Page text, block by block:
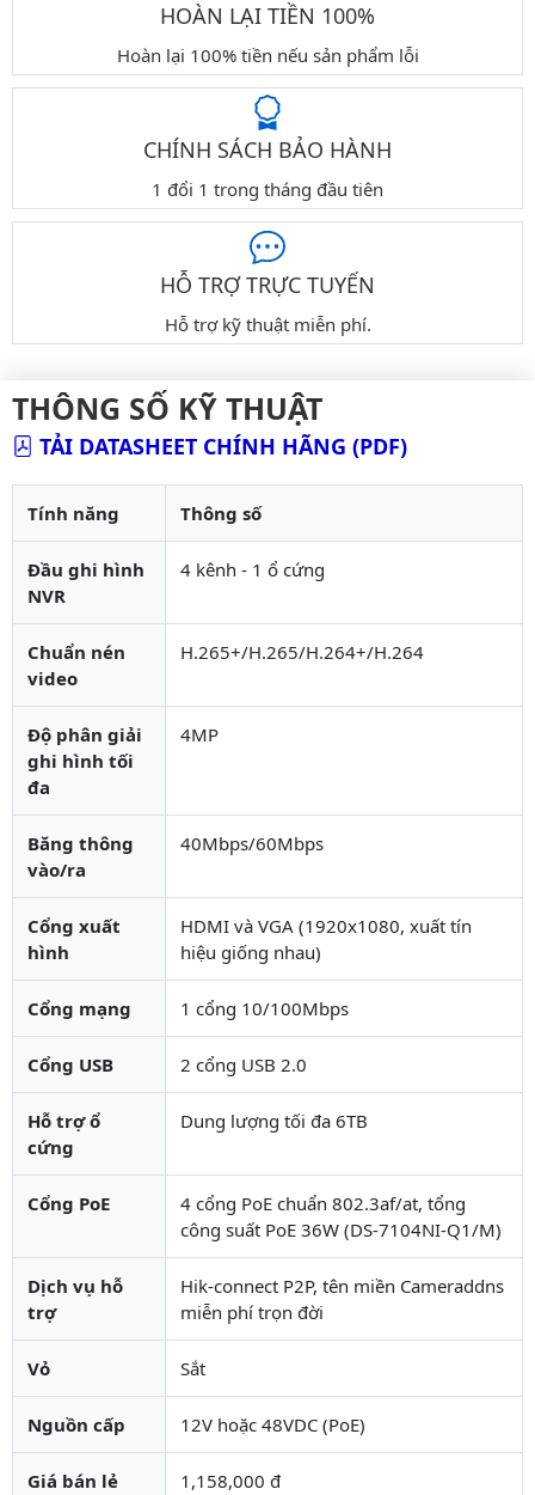
HOÀN LẠI TIỀN 100%
Hoàn lại 100% tiền nếu sản phẩm lỗi
CHÍNH SÁCH BẢO HÀNH
1 đổi 1 trong tháng đầu tiên
HỖ TRỢ TRỰC TUYẾN
Hỗ trợ kỹ thuật miễn phí.
THÔNG SỐ KỸ THUẬT
TẢI DATASHEET CHÍNH HÃNG (PDF)
Tính năng Thông số
Đầu ghi hình
NVR
4 kênh - 1 ổ cứng
Chuẩn nén
video
H.265+/H.265/H.264+/H.264
Độ phân giải
ghi hình tối
đa
4MP
Băng thông
vào/ra
40Mbps/60Mbps
Cổng xuất
hình
HDMI và VGA (1920x1080, xuất tín
hiệu giống nhau)
Cổng mạng 1 cổng 10/100Mbps
Cổng USB 2 cổng USB 2.0
Hỗ trợ ổ
cứng
Dung lượng tối đa 6TB
Cổng PoE
4 cổng PoE chuẩn 802.3af/at, tổng
công suất PoE 36W (DS-7104NI-Q1/M)
Dịch vụ hỗ
trợ
Hik-connect P2P, tên miền Cameraddns
miễn phí trọn đời
Vỏ Sắt
Nguồn cấp 12V hoặc 48VDC (PoE)
Giá bán lẻ 1,158,000 đ